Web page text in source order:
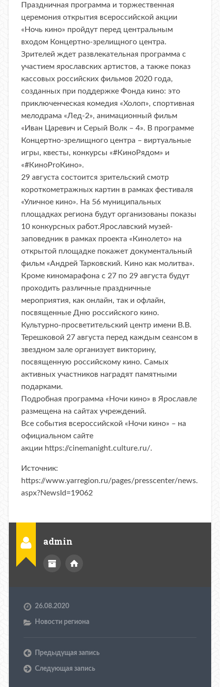
Праздничная программа и торжественная
церемония открытия всероссийской акции
«Ночь кино» пройдут перед центральным
входом Концертно-зрелищного центра.
Зрителей ждет развлекательная программа с
участием ярославских артистов, а также показ
кассовых российских фильмов 2020 года,
созданных при поддержке Фонда кино: это
приключенческая комедия «Холоп», спортивная
мелодрама «Лед-2», анимационный фильм
«Иван Царевич и Серый Волк – 4». В программе
Концертно-зрелищного центра – виртуальные
игры, квесты, конкурсы «#КиноРядом» и
«#КиноProКино».
29 августа состоится зрительский смотр
короткометражных картин в рамках фестиваля
«Уличное кино». На 56 муниципальных
площадках региона будут организованы показы
10 конкурсных работ.Ярославский музей-
заповедник в рамках проекта «Кинолето» на
открытой площадке покажет документальный
фильм «Андрей Тарковский. Кино как молитва».
Кроме киномарафона с 27 по 29 августа будут
проходить различные праздничные
мероприятия, как онлайн, так и офлайн,
посвященные Дню российского кино.
Культурно-просветительский центр имени В.В.
Терешковой 27 августа перед каждым сеансом в
звездном зале организует викторину,
посвященную российскому кино. Самых
активных участников наградят памятными
подарками.
Подробная программа «Ночи кино» в Ярославле
размещена на сайтах учреждений.
​Все события всероссийской «Ночи кино» – на
официальном сайте
акции https://cinemanight.culture.ru/.
Источник:
https://www.yarregion.ru/pages/presscenter/news.
aspx?NewsId=19062
admin
26.08.2020
Новости региона
Предыдущая запись
Следующая запись